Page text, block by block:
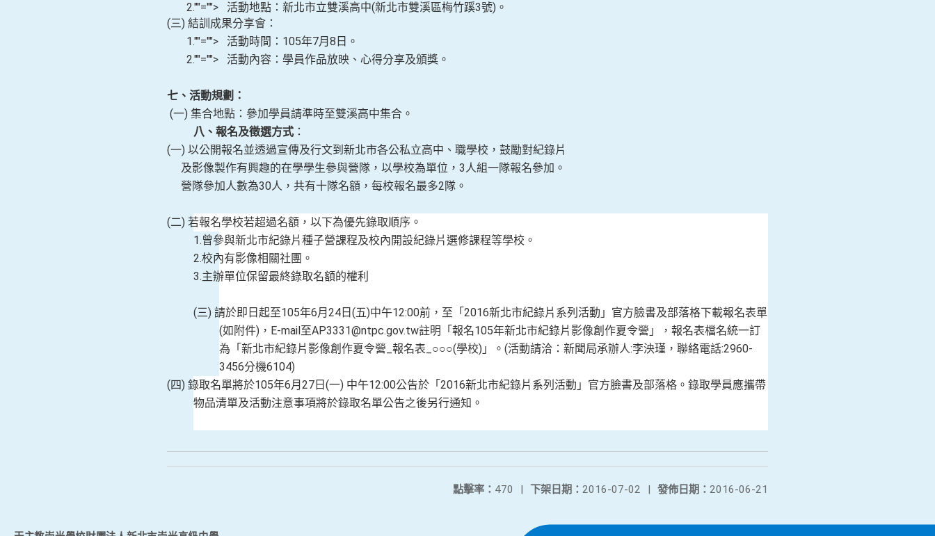
2.""=""> 活動地點：新北市立雙溪高中(新北市雙溪區梅竹蹊3號) 。
(三) 結訓 成果分享會：
1.""=""> 活動時間： 105年7月8日。
2.""=""> 活動內容：學員作品放映、心得分享及頒獎。
七、活動規劃：
(一) 集合地點：參加學員請準時至雙溪高中集合。
八、 報名及徵選方式：
(一) 以公開報名並透過宣傳及行文到新北市各公私立高中、職學校，鼓勵對紀錄片
及影像製作有興趣的在學學生參與營隊，以學校為單位， 3人組一隊報名參加。
營隊參加人數為30人，共有十隊名額， 每校報名最多2隊。
(二) 若報名學校若超過名額，以下為優先錄取順序。
1.曾參與新北市紀錄片種子營課程及校內開設紀錄片選修課程等學校。
2.校內有影像相關社團。
3.主辦單位保留最終錄取名額的權利
(三) 請於即日起至105年6月24日(五)中午12:00前，至「2016新北市紀錄片系列活動」官方臉書及部落格下載報名表單
(如附件)，E-mail至AP3331@ntpc.gov.tw註明「報名105年新北市紀錄片影像創作夏令營」，報名表檔名統一訂
為「新北市紀錄片影像創作夏令營_報名表_○○○(學校)」。(活動請洽：新聞局承辦人:李泱瑾，聯絡電話:2960-
3456分機6104)
(四) 錄取名單將於105年6月27日(一) 中午12:00公告於「2016新北市紀錄片系列活動」官方臉書及部落格。錄取學員應攜帶
物品清單及活動注意事項將於錄取名單公告之後另行通知。
發佈日期： 2016-06-21
下架日期： 2016-07-02 |
點擊率： 470 |